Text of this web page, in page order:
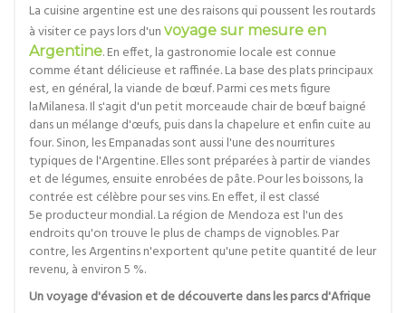
La cuisine argentine est une des raisons qui poussent les routards
à visiter ce pays lors d'un voyage sur mesure en
Argentine. En effet, la gastronomie locale est connue
comme étant délicieuse et raffinée. La base des plats principaux
est, en général, la viande de bœuf. Parmi ces mets figure
laMilanesa. Il s'agit d'un petit morceaude chair de bœuf baigné
dans un mélange d'œufs, puis dans la chapelure et enfin cuite au
four. Sinon, les Empanadas sont aussi l'une des nourritures
typiques de l'Argentine. Elles sont préparées à partir de viandes
et de légumes, ensuite enrobées de pâte. Pour les boissons, la
contrée est célèbre pour ses vins. En effet, il est classé
5e producteur mondial. La région de Mendoza est l'un des
endroits qu'on trouve le plus de champs de vignobles. Par
contre, les Argentins n'exportent qu'une petite quantité de leur
revenu, à environ 5 %.
Un voyage d'évasion et de découverte dans les parcs d'Afrique